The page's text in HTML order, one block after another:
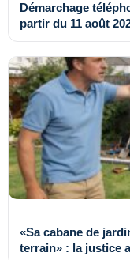
Démarchage
partir du 11 août
«Sa cabane de
terrain» : la justice